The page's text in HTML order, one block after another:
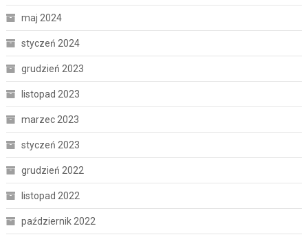
maj 2024
styczeń 2024
grudzień 2023
listopad 2023
marzec 2023
styczeń 2023
grudzień 2022
listopad 2022
październik 2022